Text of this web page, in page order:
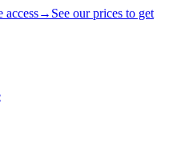
access→ See our prices to get